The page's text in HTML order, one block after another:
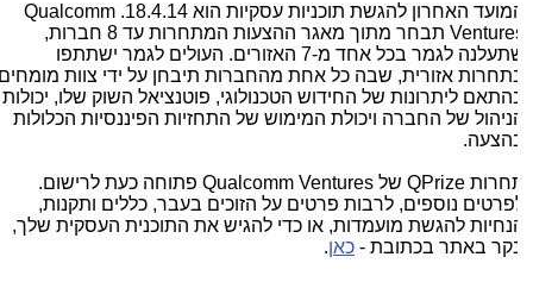
האחרון להגשת תוכניות עסקיות הוא 18.4.14.
Qualcomm
תבחר מתוך מאגר ההצעות המתחרות עד 8 חברות,
שתעלנה לגמר בכל אחד מ-7 האזורים. העולים לגמר ישתתפו
אזורית, שבה כל אחת מהחברות תיבחן על ידי צוות מומחים
ליתרונות של החידוש הטכנולוגי, פוטנציאל השוק שלו, יכולות
של החברה ויכולת המימוש של התחזיות הפיננסיות הכלולות
QPrizeשלQualcomm Venturesפתוחה כעת לרישום.
נוספים, לרבות פרטים על הזוכים בעבר, כללים ותקנות,
להגשת מועמדות, או כדי להגיש את התוכנית העסקית שלך,
באתר בכתובת - כאן.